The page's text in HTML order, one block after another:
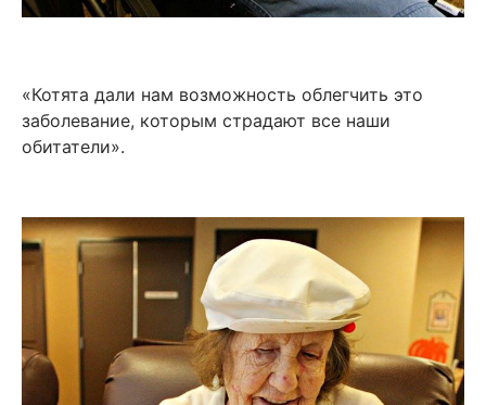
«Котята дали нам возможность облегчить это
заболевание, которым страдают все наши
обитатели».